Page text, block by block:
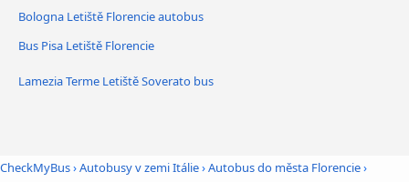
Bologna Letiště Florencie autobus
Bus Pisa Letiště Florencie
Lamezia Terme Letiště Soverato bus
CheckMyBus›Autobusy v zemi Itálie›Autobus do města Florencie›